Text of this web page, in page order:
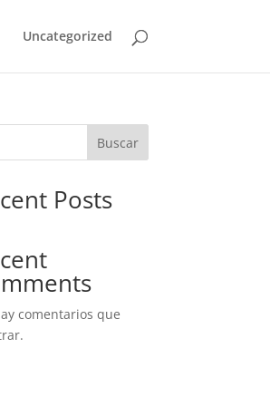
Uncategorized
Buscar
Posts
comentarios que